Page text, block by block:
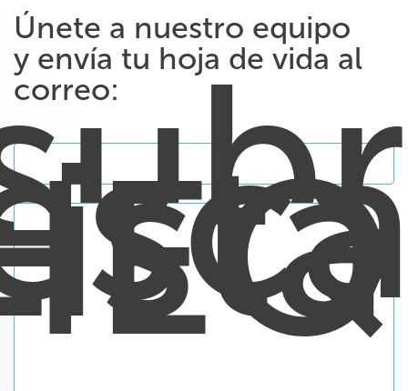
Únete a nuestro equipo
y envía tu hoja de vida al
correo: